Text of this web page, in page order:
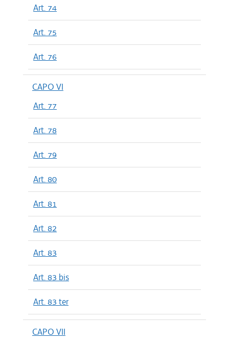
Art. 74
Art. 75
Art. 76
CAPO VI
Art. 77
Art. 78
Art. 79
Art. 80
Art. 81
Art. 82
Art. 83
Art. 83 bis
Art. 83 ter
CAPO VII